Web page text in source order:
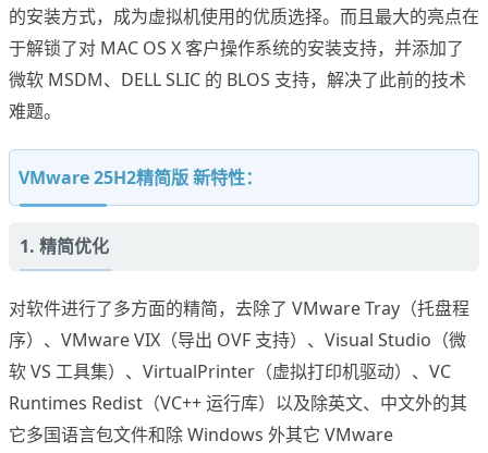
的安装方式，成为虚拟机使用的优质选择。而且最大的亮点在
于解锁了对 MAC OS X 客户操作系统的安装支持，并添加了
微软 MSDM、DELL SLIC 的 BLOS 支持，解决了此前的技术
难题。
VMware 25H2精简版 新特性：
1. 精简优化
对软件进行了多方面的精简，去除了 VMware Tray（托盘程
序）、VMware VIX（导出 OVF 支持）、Visual Studio（微
软 VS 工具集）、VirtualPrinter（虚拟打印机驱动）、VC
Runtimes Redist（VC++ 运行库）以及除英文、中文外的其
它多国语言包文件和除 Windows 外其它 VMware